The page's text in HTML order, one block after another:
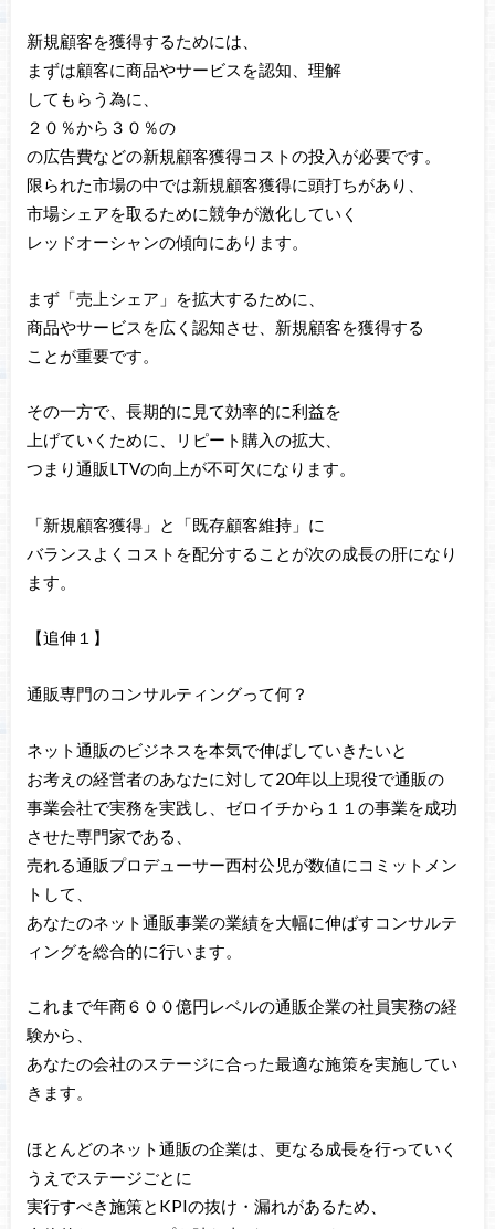
新規顧客を獲得するためには、
まずは顧客に商品やサービスを認知、理解
してもらう為に、
２０％から３０％の
の広告費などの新規顧客獲得コストの投入が必要です。
限られた市場の中では新規顧客獲得に頭打ちがあり、
市場シェアを取るために競争が激化していく
レッドオーシャンの傾向にあります。
まず「売上シェア」を拡大するために、
商品やサービスを広く認知させ、新規顧客を獲得する
ことが重要です。
その一方で、長期的に見て効率的に利益を
上げていくために、リピート購入の拡大、
つまり通販LTVの向上が不可欠になります。
「新規顧客獲得」と「既存顧客維持」に
バランスよくコストを配分することが次の成長の肝になり
ます。
【追伸１】
通販専門のコンサルティングって何？
ネット通販のビジネスを本気で伸ばしていきたいと
お考えの経営者のあなたに対して20年以上現役で通販の
事業会社で実務を実践し、ゼロイチから１１の事業を成功
させた専門家である、
売れる通販プロデューサー西村公児が数値にコミットメン
トして、
あなたのネット通販事業の業績を大幅に伸ばすコンサルテ
ィングを総合的に行います。
これまで年商６００億円レベルの通販企業の社員実務の経
験から、
あなたの会社のステージに合った最適な施策を実施してい
きます。
ほとんどのネット通販の企業は、更なる成長を行っていく
うえでステージごとに
実行すべき施策とKPIの抜け・漏れがあるため、